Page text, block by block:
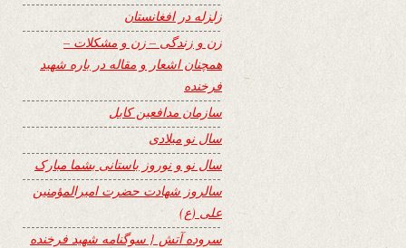
زلزله در افغانستان
زن و زندگی – زن و مشکلات –
همچنان اشعار و مقاله در باره شهید
فرخنده
سازمان مدافعین کابل
سال نو میلادی
سال نو و نوروز باستانی بشما مبارک
سالروز شهادت حضرت امیرالمؤمنین
علی (ع)
سروده آتش { سوگنامه شهید فرخنده